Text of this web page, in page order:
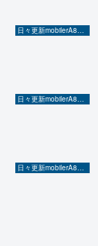
日々更新mobilerA8（Yahoo!ニュースを毎日ウォッチ）
日々更新mobilerA8（Yahoo!ニュースを毎日ウォッチ）
日々更新mobilerA8（Yahoo!ニュースを毎日ウォッチ）